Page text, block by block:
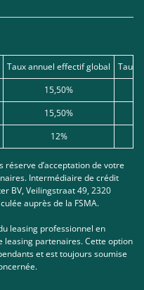
Taux annuel effectif global
Taux
15,50%
15,50%
12%
d’acceptation de votre
Intermédiaire de crédit
BV, Veilingstraat 49, 2320
auprès de la FSMA.
leasing professionnel en
leasing partenaires. Cette option
et est toujours soumise